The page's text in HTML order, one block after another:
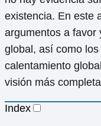
existencia. En este
argumentos a favor
global, así como
calentamiento
visión más
Index